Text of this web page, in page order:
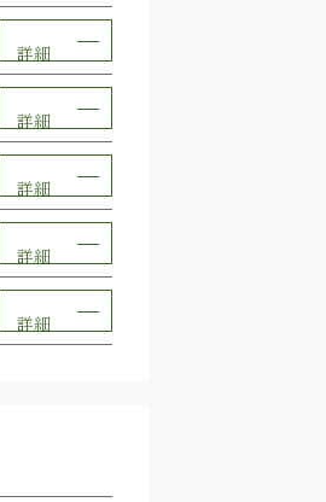
詳細
詳細
詳細
詳細
詳細